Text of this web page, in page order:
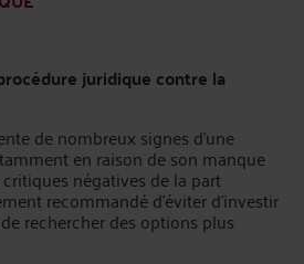
juridique contre la
de nombreux signes d’une
en raison de son manque
négatives de la part
recommandé d’éviter d’investir
rechercher des options plus